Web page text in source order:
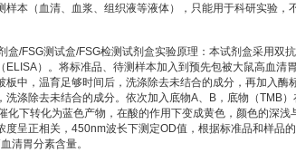
样本（血清、血浆、组织液等液体），只能用于科研实验，
盒/FSG测试盒/FSG检测试剂盒实验原理：本试剂盒采用双
ELISA）。将标准品、待测样本加入到预先包被大鼠高血清
板中，温育足够时间后，洗涤除去未结合的成分，再加入酶
洗涤除去未结合的成分。依次加入底物A、B，底物（TMB）
化下转化为蓝色产物，在酸的作用下变成黄色，颜色的深浅
度呈正相关，450nm波长下测定OD值，根据标准品和样品的
清胃分素含量。